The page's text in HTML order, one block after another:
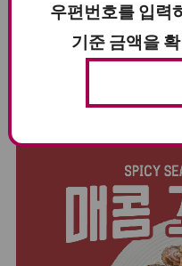
generous portions.
From freshness to flavor,
southern sea in every
우편번호를 입력
기준 금액을